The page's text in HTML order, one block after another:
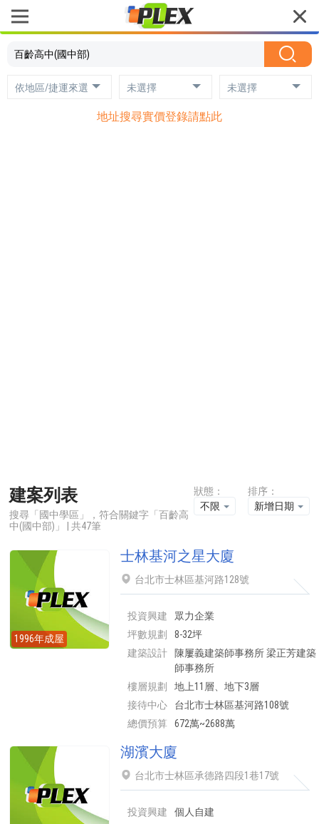
地址搜尋實價登錄請點此
依地區/捷運來選 未選擇 未選擇
建案列表
搜尋「國中學區」，符合關鍵字「百齡高
中(國中部)」 | 共47筆
狀態：
不限
排序：
新增日期
1996年成屋
士林基河之星大廈
台北市士林區基河路128號
投資興建
眾力企業
坪數規劃
8-32坪
建築設計
陳屢義建築師事務所 梁正芳建築
師事務所
樓層規劃
地上11層、地下3層
接待中心
台北市士林區基河路108號
總價預算
672萬~2688萬
湖濱大廈
台北市士林區承德路四段1巷17號
投資興建
個人自建